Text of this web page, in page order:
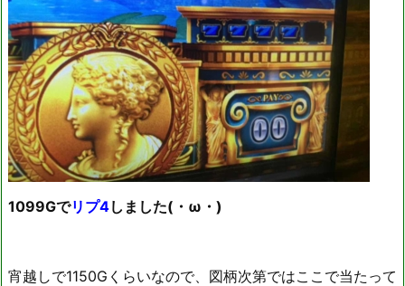
1099Gでリプ4しました(・ω・)
宵越しで1150Gくらいなので、図柄次第ではここで当たって